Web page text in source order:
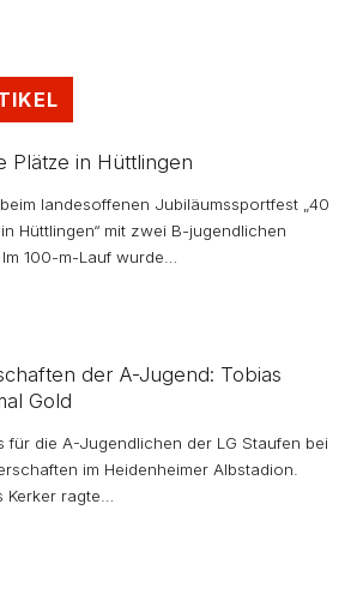
Plätze in Hüttlingen
landesoffenen Jubiläumssportfest „40
Hüttlingen“ mit zwei B-jugendlichen
100-m-Lauf wurde…
der A-Jugend: Tobias
Gold
für die A-Jugendlichen der LG Staufen bei
im Heidenheimer Albstadion.
Kerker ragte…